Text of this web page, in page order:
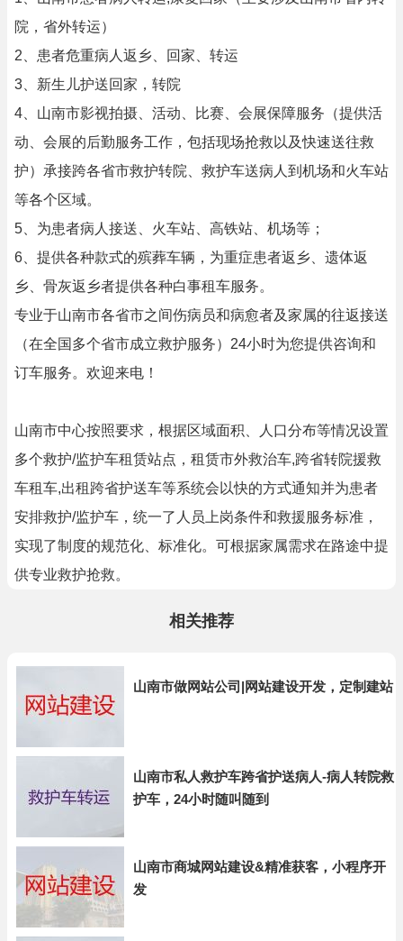
院，省外转运）
2、患者危重病人返乡、回家、转运
3、新生儿护送回家，转院
4、山南市影视拍摄、活动、比赛、会展保障服务（提供活
动、会展的后勤服务工作，包括现场抢救以及快速送往救
护）承接跨各省市救护转院、救护车送病人到机场和火车站
等各个区域。
5、为患者病人接送、火车站、高铁站、机场等；
6、提供各种款式的殡葬车辆，为重症患者返乡、遗体返
乡、骨灰返乡者提供各种白事租车服务。
专业于山南市各省市之间伤病员和病愈者及家属的往返接送
（在全国多个省市成立救护服务）24小时为您提供咨询和
订车服务。欢迎来电！
山南市中心按照要求，根据区域面积、人口分布等情况设置
多个救护/监护车租赁站点，租赁市外救治车,跨省转院援救
车租车,出租跨省护送车等系统会以快的方式通知并为患者
安排救护/监护车，统一了人员上岗条件和救援服务标准，
实现了制度的规范化、标准化。可根据家属需求在路途中提
供专业救护抢救。
相关推荐
山南市做网站公司|网站建设开发，定制建站
山南市私人救护车跨省护送病人-病人转院救
护车，24小时随叫随到
山南市商城网站建设&精准获客，小程序开
发